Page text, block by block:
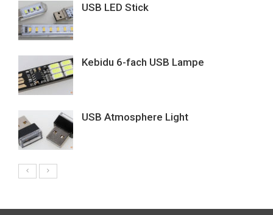
USB LED Stick
Kebidu 6-fach USB Lampe
USB Atmosphere Light